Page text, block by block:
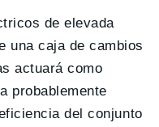
de elevada
una caja de cambios
actuará como
probablemente
del conjunto